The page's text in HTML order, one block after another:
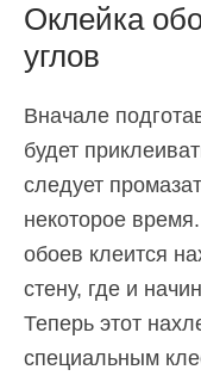
Оклейка
углов
Вначале
будет
следует
некоторое
обоев клеится
стену, где и
Теперь этот
специальным